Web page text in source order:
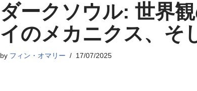
ダークソウル: 世界
イのメカニクス、そ
by フィン・オマリー 17/07/2025